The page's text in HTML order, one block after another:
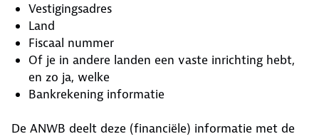
Vestigingsadres
Land
Fiscaal nummer
Of je in andere landen een vaste inrichting hebt,
en zo ja, welke
Bankrekening informatie
De ANWB deelt deze (financiële) informatie met de